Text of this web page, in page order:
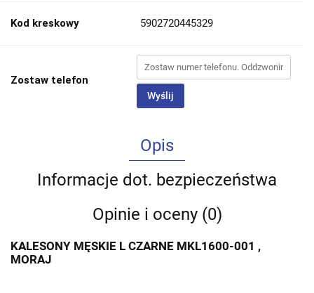
Kod kreskowy 5902720445329
Zostaw telefon
Wyślij
Opis
Informacje dot. bezpieczeństwa
Opinie i oceny (0)
KALESONY MĘSKIE L CZARNE MKL1600-001 ,
MORAJ